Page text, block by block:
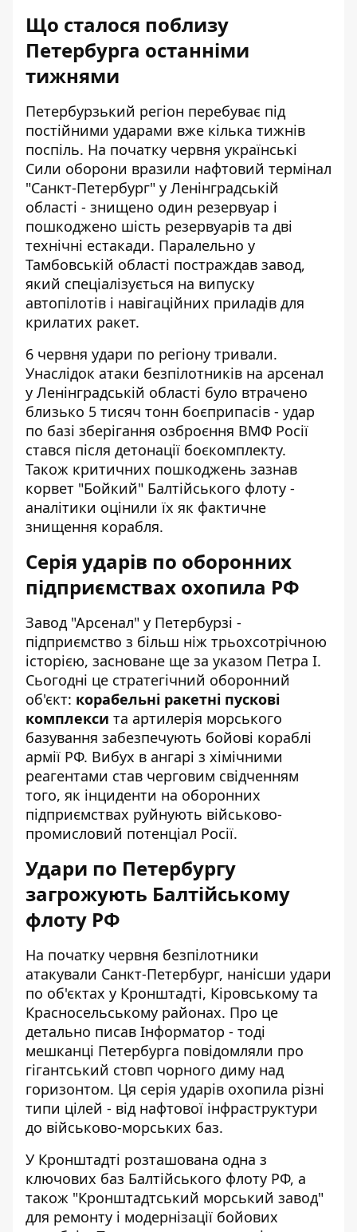
Що сталося поблизу
Петербурга останніми
тижнями
Петербурзький регіон перебуває під
постійними ударами вже кілька тижнів
поспіль. На початку червня українські
Сили оборони вразили нафтовий термінал
"Санкт-Петербург" у Ленінградській
області - знищено один резервуар і
пошкоджено шість резервуарів та дві
технічні естакади. Паралельно у
Тамбовській області постраждав завод,
який спеціалізується на випуску
автопілотів і навігаційних приладів для
крилатих ракет.
6 червня удари по регіону тривали.
Унаслідок атаки безпілотників на арсенал
у Ленінградській області було втрачено
близько 5 тисяч тонн боєприпасів - удар
по базі зберігання озброєння ВМФ Росії
стався після детонації боєкомплекту.
Також критичних пошкоджень зазнав
корвет "Бойкий" Балтійського флоту -
аналітики оцінили їх як фактичне
знищення корабля.
Серія ударів по оборонних
підприємствах охопила РФ
Завод "Арсенал" у Петербурзі -
підприємство з більш ніж трьохсотрічною
історією, засноване ще за указом Петра I.
Сьогодні це стратегічний оборонний
об'єкт: корабельні ракетні пускові
комплекси та артилерія морського
базування забезпечують бойові кораблі
армії РФ. Вибух в ангарі з хімічними
реагентами став черговим свідченням
того, як інциденти на оборонних
підприємствах руйнують військово-
промисловий потенціал Росії.
Удари по Петербургу
загрожують Балтійському
флоту РФ
На початку червня безпілотники
атакували Санкт-Петербург, нанісши удари
по об'єктах у Кронштадті, Кіровському та
Красносельському районах. Про це
детально писав Інформатор - тоді
мешканці Петербурга повідомляли про
гігантський стовп чорного диму над
горизонтом. Ця серія ударів охопила різні
типи цілей - від нафтової інфраструктури
до військово-морських баз.
У Кронштадті розташована одна з
ключових баз Балтійського флоту РФ, а
також "Кронштадтський морський завод"
для ремонту і модернізації бойових